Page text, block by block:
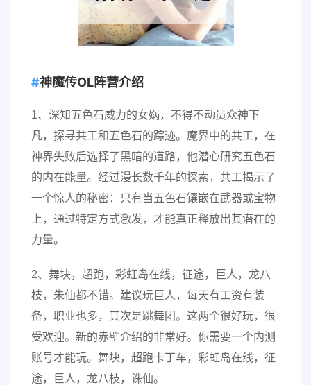
神魔传OL阵营介绍
1、深知五色石威力的女娲，不得不动员众神下
凡，探寻共工和五色石的踪迹。魔界中的共工，在
神界失败后选择了黑暗的道路，他潜心研究五色石
的内在能量。经过漫长数千年的探索，共工揭示了
一个惊人的秘密：只有当五色石镶嵌在武器或宝物
上，通过特定方式激发，才能真正释放出其潜在的
力量。
2、舞块，超跑，彩虹岛在线，征途，巨人，龙八
枝，朱仙都不错。建议玩巨人，每天有工资有装
备，职业也多，其次是跳舞团。这两个很好玩，很
受欢迎。新的赤壁介绍的非常好。你需要一个内测
账号才能玩。舞块，超跑卡丁车，彩虹岛在线，征
途，巨人，龙八枝，诛仙。